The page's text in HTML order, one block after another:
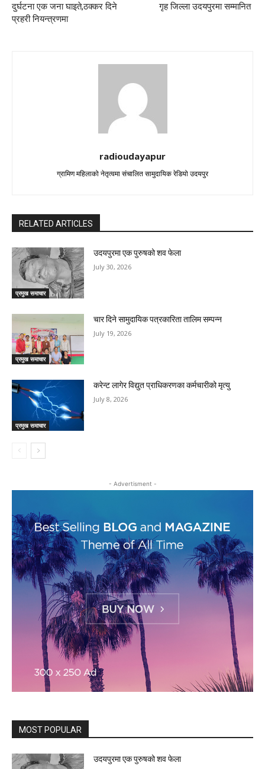
दुर्घटना एक जना घाइते,ठक्कर दिने
प्रहरी नियन्त्रणमा
गृह जिल्ला उदयपुरमा सम्मानित
radioudayapur
ग्रामिण महिलाको नेतृत्वमा संचालित सामुदायिक रेडियो उदयपुर
RELATED ARTICLES
प्रमुख समाचार
उदयपुरमा एक पुरुषको शव फेला
July 30, 2026
प्रमुख समाचार
चार दिने सामुदायिक पत्रकारिता तालिम सम्पन्न
July 19, 2026
प्रमुख समाचार
करेन्ट लागेर विद्युत प्राधिकरणका कर्मचारीको मृत्यु
July 8, 2026
- Advertisment -
MOST POPULAR
उदयपुरमा एक पुरुषको शव फेला